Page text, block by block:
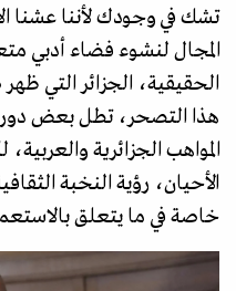
تشك في وجودك لأننا عشنا
المجال لنشوء فضاء أدبي
هذا التصحر، تطل بعض
المواهب الجزائرية
الأحيان، رؤية النخبة
خاصة في ما يتعلق